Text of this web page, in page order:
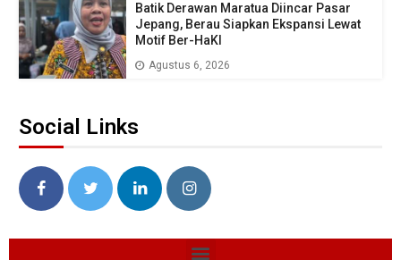
Batik Derawan Maratua Diincar Pasar
Jepang, Berau Siapkan Ekspansi Lewat
Motif Ber-HaKI
Agustus 6, 2026
Social Links